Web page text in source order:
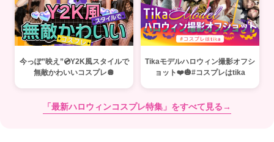
今っぽ”映え”💿Y2K風スタイルで
無敵かわいいコスプレ🪩
Tikaモデルハロウィン撮影オフシ
ョット❤️🎃#コスプレはtika
「最新ハロウィンコスプレ特集」をすべて見る→